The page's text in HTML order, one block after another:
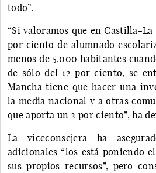
todo”.
“Si valoramos que en Castilla-
por ciento de alumnado
menos de 5.000 habitantes
de sólo del 12 por ciento, se
Mancha tiene que hacer una
la media nacional y a otras
que aporta un 2 por ciento”, ha
La viceconsejera ha
adicionales “los está poniendo
sus propios recursos”, pero